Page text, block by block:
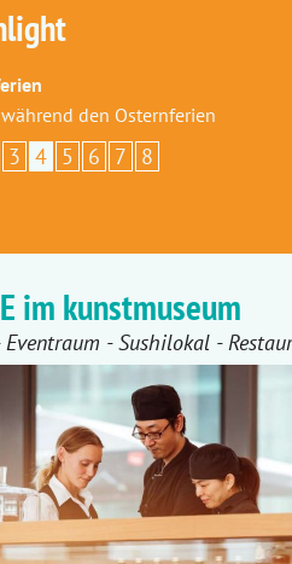
während den Osternferien
3 4 5 6 7 8
im kunstmuseum
Eventraum - Sushilokal -